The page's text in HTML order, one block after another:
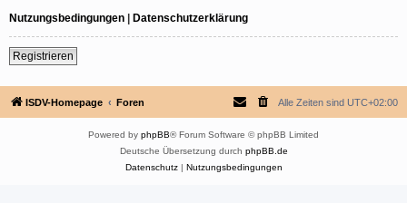
Nutzungsbedingungen | Datenschutzerklärung
Registrieren
ISDV-Homepage Foren Alle Zeiten sind UTC+02:00
Powered by phpBB® Forum Software © phpBB Limited
Deutsche Übersetzung durch phpBB.de
Datenschutz| Nutzungsbedingungen